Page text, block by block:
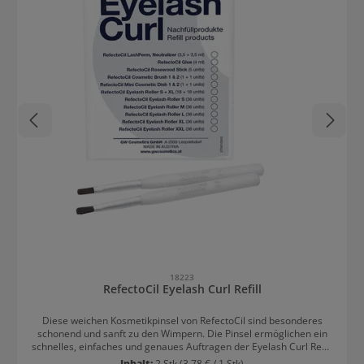
18223
RefectoCil Eyelash Curl Refill
Diese weichen Kosmetikpinsel von RefectoCil sind besonderes
schonend und sanft zu den Wimpern. Die Pinsel ermöglichen ein
schnelles, einfaches und genaues Auftragen der Eyelash Curl Refill
Produkte auf die Wimpern. Das Wimpern-Styling wird dadurch noch